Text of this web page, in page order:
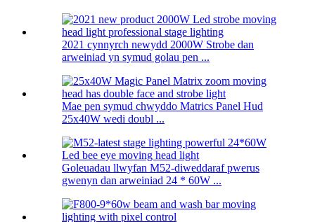
2021 cynnyrch newydd 2000W Strobe dan
arweiniad yn symud golau pen ...
Mae pen symud chwyddo Matrics Panel Hud
25x40W wedi doubl ...
Goleuadau llwyfan M52-diweddaraf pwerus
gwenyn dan arweiniad 24 * 60W ...